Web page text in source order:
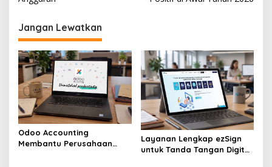
i
g
a
s
i
p
o
s
Jangan Lewatkan
Odoo Accounting
Membantu Perusahaan
Layanan Lengkap ezSign
untuk Tanda Tangan Digital